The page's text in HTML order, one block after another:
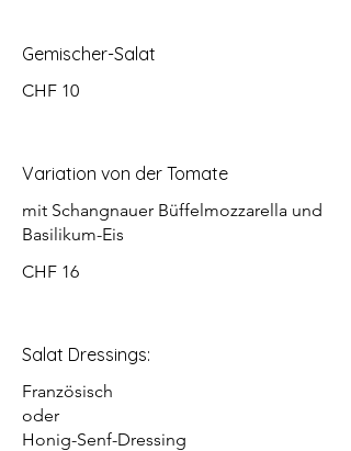
Gemischer-Salat
CHF 10
Variation von der Tomate
mit Schangnauer Büffelmozzarella und
Basilikum-Eis
CHF 16
Salat Dressings:
Französisch
oder
Honig-Senf-Dressing